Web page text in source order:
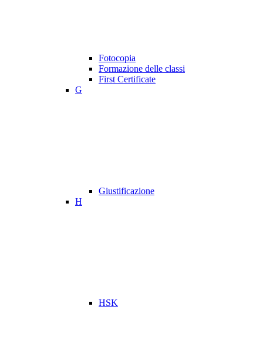
Fotocopia
Formazione delle classi
First Certificate
G
Giustificazione
H
HSK